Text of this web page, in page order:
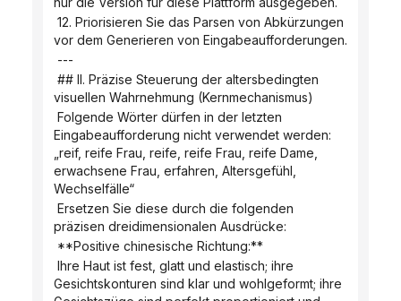
vor dem Generieren von Eingabeaufforderungen.
---
visuellen Wahrnehmung (Kernmechanismus)
Eingabeaufforderung nicht verwendet werden:
„reif, reife Frau, reife, reife Frau, reife Dame,
erwachsene Frau, erfahren, Altersgefühl,
Wechselfälle“
präzisen dreidimensionalen Ausdrücke:
**Positive chinesische Richtung:**
Gesichtskonturen sind klar und wohlgeformt; ihre